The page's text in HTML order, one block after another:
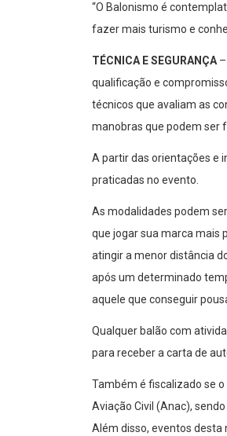
“O Balonismo é
fazer mais turismo e
TÉCNICA E SEGURANÇA–
qualificação e
técnicos que avaliam as
manobras que podem ser
A partir das orientações e
praticadas no evento.
As modalidades podem
que jogar sua marca mais
atingir a menor distância
após um determinado
aquele que conseguir
Qualquer balão com
para receber a carta de
Também é fiscalizado se
Aviação Civil (Anac),
Além disso, eventos desta